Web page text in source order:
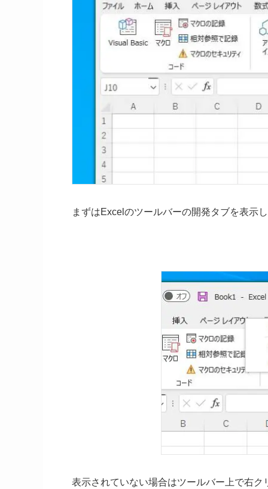
まずはExcelのツールバーの開発タブを表示
表示されていない場合はツールバー上で右